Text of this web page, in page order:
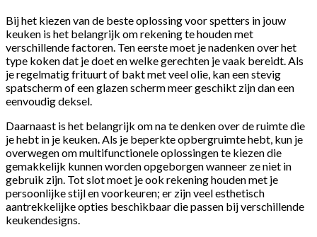
Bij het kiezen van de beste oplossing voor spetters in jouw
keuken is het belangrijk om rekening te houden met
verschillende factoren. Ten eerste moet je nadenken over het
type koken dat je doet en welke gerechten je vaak bereidt. Als
je regelmatig frituurt of bakt met veel olie, kan een stevig
spatscherm of een glazen scherm meer geschikt zijn dan een
eenvoudig deksel.
Daarnaast is het belangrijk om na te denken over de ruimte die
je hebt in je keuken. Als je beperkte opbergruimte hebt, kun je
overwegen om multifunctionele oplossingen te kiezen die
gemakkelijk kunnen worden opgeborgen wanneer ze niet in
gebruik zijn. Tot slot moet je ook rekening houden met je
persoonlijke stijl en voorkeuren; er zijn veel esthetisch
aantrekkelijke opties beschikbaar die passen bij verschillende
keukendesigns.